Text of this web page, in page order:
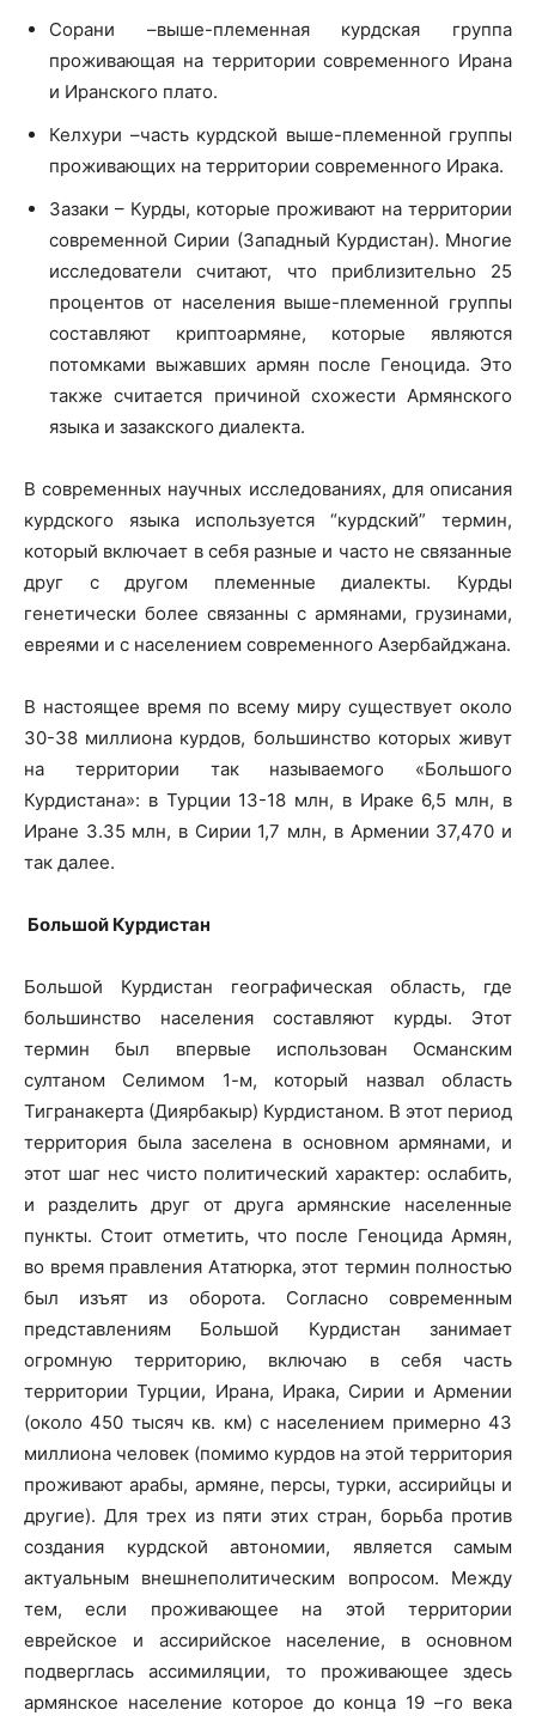
Сорани –выше-племенная курдская группа
проживающая на территории современного Ирана
и Иранского плато.
Келхури –часть курдской выше-племенной группы
проживающих на территории современного Ирака.
Зазаки – Курды, которые проживают на территории
современной Сирии (Западный Курдистан). Многие
исследователи считают, что приблизительно 25
процентов от населения выше-племенной группы
составляют криптоармяне, которые являются
потомками выжавших армян после Геноцида. Это
также считается причиной схожести Армянского
языка и зазакского диалекта.
В современных научных исследованиях, для описания
курдского языка используется “курдский” термин,
который включает в себя разные и часто не связанные
друг с другом племенные диалекты. Курды
генетически более связанны с армянами, грузинами,
евреями и с населением современного Азербайджана.
В настоящее время по всему миру существует около
30-38 миллиона курдов, большинство которых живут
на территории так называемого «Большого
Курдистана»: в Турции 13-18 млн, в Ираке 6,5 млн, в
Иране 3.35 млн, в Сирии 1,7 млн, в Армении 37,470 и
так далее.
Большой Курдистан
Большой Курдистан географическая область, где
большинство населения составляют курды. Этот
термин был впервые использован Османским
султаном Селимом 1-м, который назвал область
Тигранакерта (Диярбакыр) Курдистаном. В этот период
территория была заселена в основном армянами, и
этот шаг нес чисто политический характер: ослабить,
и разделить друг от друга армянские населенные
пункты. Стоит отметить, что после Геноцида Армян,
во время правления Ататюрка, этот термин полностью
был изъят из оборота. Согласно современным
представлениям Большой Курдистан занимает
огромную территорию, включаю в себя часть
территории Турции, Ирана, Ирака, Сирии и Армении
(около 450 тысяч кв. км) с населением примерно 43
миллиона человек (помимо курдов на этой территория
проживают арабы, армяне, персы, турки, ассирийцы и
другие). Для трех из пяти этих стран, борьба против
создания курдской автономии, является самым
актуальным внешнеполитическим вопросом. Между
тем, если проживающее на этой территории
еврейское и ассирийское население, в основном
подверглась ассимиляции, то проживающее здесь
армянское население которое до конца 19 –го века